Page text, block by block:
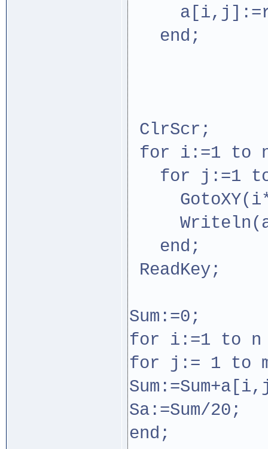
end;
ClrScr;
for i:=1 to n
for j:=1 to
end;
ReadKey;
Sum:=0;
for i:=1 to n
for j:= 1 to
Sa:=Sum/
end;